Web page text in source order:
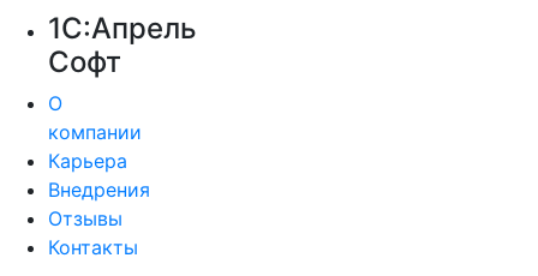
1С:Апрель
Софт
О
компании
Карьера
Внедрения
Отзывы
Контакты